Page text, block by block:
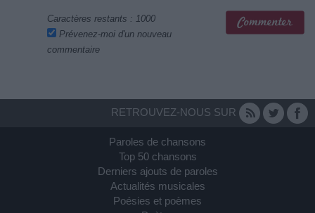
Caractères restants : 1000
Prévenez-moi d'un nouveau
commentaire
RETROUVEZ-NOUS SUR
Paroles de chansons
Top 50 chansons
Derniers ajouts de paroles
Actualités musicales
Poésies et poèmes